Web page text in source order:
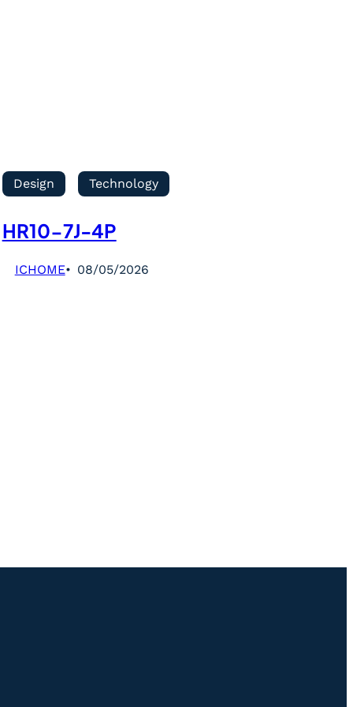
Design Technology
HR10-7J-4P
ICHOME 08/05/2026